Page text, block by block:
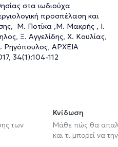
στα ιωδιούχα
προσπέλαση και
Μ. Ποτίκα ,Μ. Μακρής , Ι.
Ξ. Αγγελίδης, Χ. Κουλίας,
Ρηγόπουλος, ΑΡΧΕΙΑ
34(1):104-112
των
Κνίδωση
Μάθε πώς θα
και τι μπορεί να